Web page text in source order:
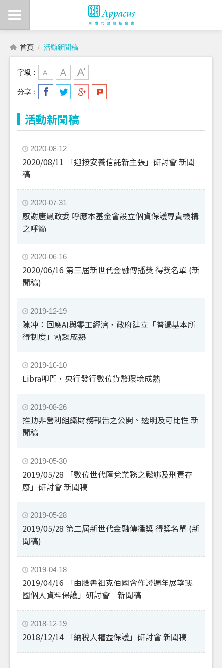
首頁 活動新聞稿
字級：
分享：
活動新聞稿
2020-08-12
2020/08/11 「迎接安養信託新主張」研討會 新聞
稿
2020-07-31
感謝唐鳳政委 呼應本基金會設立個資保護專責機構
之呼籲
2020-06-16
2020/06/16 第三屆新世代金融傳播獎 得獎名單 (新
聞稿)
2019-12-19
陳冲：回應AI與零工經濟，政府建立「普遍基本所
得制度」漸趨成熟
2019-10-10
Libra叩門，央行發行數位貨幣環境成熟
2019-08-26
推動非營利組織財務報告之公開、透明及可比性 新
聞稿
2019-05-30
2019/05/28 「數位世代匯兌業務之鬆綁及刑責存
廢」研討會 新聞稿
2019-05-28
2019/05/28 第二屆新世代金融傳播獎 得獎名單 (新
聞稿)
2019-04-18
2019/04/16 「由臉書祖克伯國會作證週年展望我
國個人資料保護」研討會 新聞稿
2018-12-19
2018/12/14 「納稅人權益保護」研討會 新聞稿